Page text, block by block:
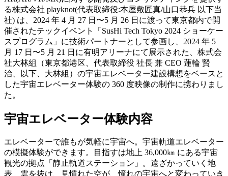
る株式会社 playknot(代表取締役:本屋敷匠真/山口恭兵 以下当
社) は、2024 年 4 月 27 日〜5 月 26 日に渡って東京都内で開
催されたテックイベント「SusHi Tech Tokyo 2024 ショーケー
スプログラム」に技術パートナーとして参画し、2024 年 5
月 17 日〜5 月 21 日に有明アリーナにて展示された、株式会
社大林組（東京都港区、代表取締役 社長 兼 CEO 蓮輪 賢
治、以下、大林組）の宇宙エレベーター建設構想をベースと
した宇宙エレベーター体験の 360 度映像の制作に携わりまし
た。
宇宙エレベーター体験内容
エレベーターで誰もが気軽に宇宙へ。宇宙軌道エレベーター
の模擬体験ができます。目指すは地上 36,000㎞ にある宇宙
観光の拠点「静止軌道ステーション」。遠ざかっていく地
表、雲を抜け、見慣れた空が、憧れの宇宙へと変わっていき